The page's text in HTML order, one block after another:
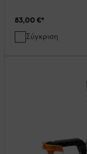
83,00 €*
Σύγκριση